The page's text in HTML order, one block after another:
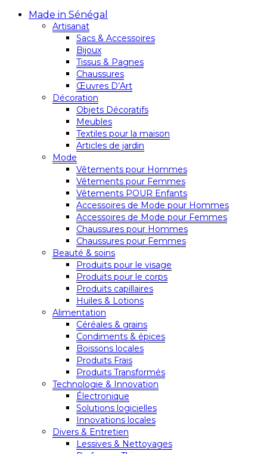
Made in Sénégal
Artisanat
Sacs & Accessoires
Bijoux
Tissus & Pagnes
Chaussures
Œuvres D’Art
Décoration
Objets Décoratifs
Meubles
Textiles pour la maison
Articles de jardin
Mode
Vêtements pour Hommes
Vêtements pour Femmes
Vêtements POUR Enfants
Accessoires de Mode pour Hommes
Accessoires de Mode pour Femmes
Chaussures pour Hommes
Chaussures pour Femmes
Beauté & soins
Produits pour le visage
Produits pour le corps
Produits capillaires
Huiles & Lotions
Alimentation
Céréales & grains
Condiments & épices
Boissons locales
Produits Frais
Produits Transformés
Technologie & Innovation
Électronique
Solutions logicielles
Innovations locales
Divers & Entretien
Lessives & Nettoyages